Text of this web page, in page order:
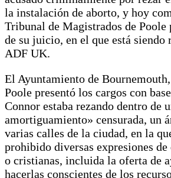
la instalación de aborto, y hoy
Tribunal de Magistrados de Poole
de su juicio, en el que está siendo
ADF UK.
El Ayuntamiento de
Poole presentó los cargos con
Connor estaba rezando dentro de
amortiguamiento» censurada, un
varias calles de la ciudad, en la
prohibido diversas expresiones
o cristianas, incluida la oferta de
hacerlas conscientes de los